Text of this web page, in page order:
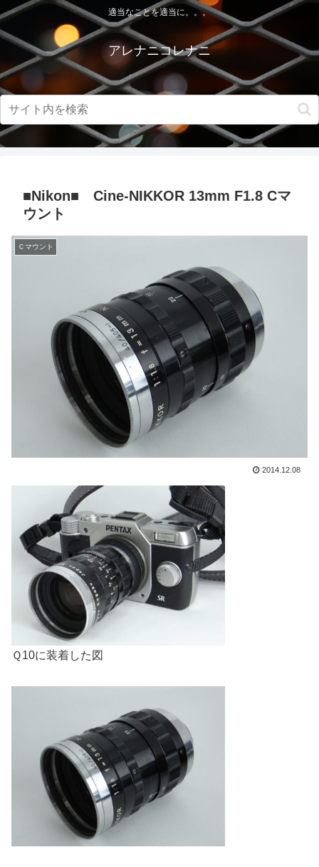
適当なことを適当に。。。
アレナニコレナニ
■Nikon■ Cine-NIKKOR 13mm F1.8 Cマ
ウント
Ｃマウント
2014.12.08
Ｑ10に装着した図